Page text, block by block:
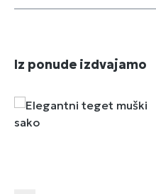
Preskoči galeriju proizvoda
Iz ponude izdvajamo